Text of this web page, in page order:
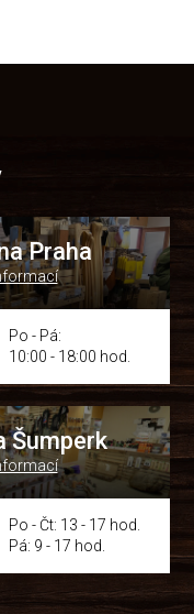
Praha
Po - Pá:
10:00 - 18:00 hod.
Šumperk
Po - Čt: 13 - 17 hod.
Pá: 9 - 17 hod.